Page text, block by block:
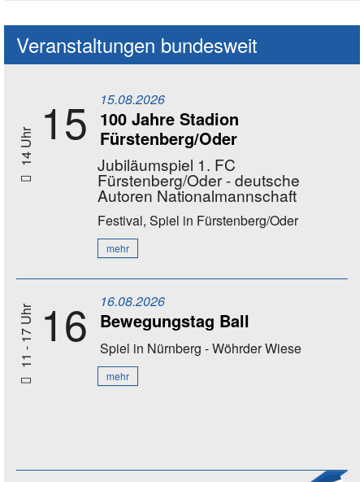
Veranstaltungen bundesweit
14 Uhr 15 15.08.2026
100 Jahre Stadion
Fürstenberg/Oder
Jubiläumspiel 1. FC
Fürstenberg/Oder - deutsche
Autoren Nationalmannschaft
Festival, Spiel in Fürstenberg/Oder
mehr
11 - 17 Uhr 16 16.08.2026
Bewegungstag Ball
Spiel in Nürnberg - Wöhrder Wiese
mehr